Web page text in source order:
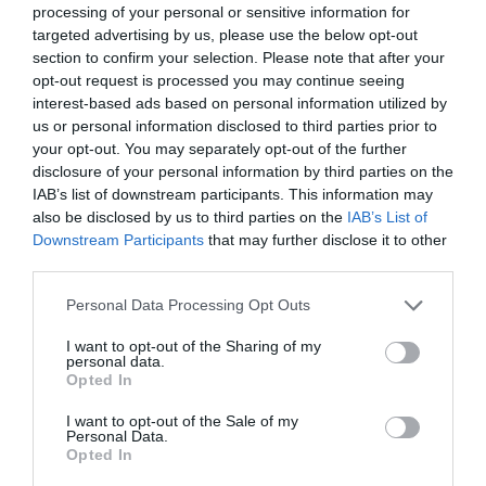
processing of your personal or sensitive information for
targeted advertising by us, please use the below opt-out
section to confirm your selection. Please note that after your
opt-out request is processed you may continue seeing
interest-based ads based on personal information utilized by
us or personal information disclosed to third parties prior to
your opt-out. You may separately opt-out of the further
disclosure of your personal information by third parties on the
IAB’s list of downstream participants. This information may
also be disclosed by us to third parties on the IAB’s List of
Downstream Participants that may further disclose it to other
Please note that this website/app uses one or more Google
not limited to your visit or usage behaviour. You may click to
grant or deny consent to Google and its third-party tags to
use your data for below specified purposes in below Google
consent section.
Personal Data Processing Opt Outs
I want to opt-out of the Sharing of my
personal data.
Opted In
I want to opt-out of the Sale of my
Personal Data.
Opted In
Εύβοια: Όλο το χωριό ενώνεται
για το «στιφάδο της Παναγίας» –
Το έθιμο που συνεχίζεται
09.08.2026 | 18:20
Οι χώρες με τους περισσότερους
ηλικιωμένους – Σε ποια θέση
βρίσκεται η Ελλάδα
09.08.2026 | 18:00
Χαμός με πασίγνωστο
τι έγινε
09.08.2026 | 17:40
Τέλος στις καθυστερήσεις για τις
αλλάζει με το νέο ψηφιακό
σύστημα